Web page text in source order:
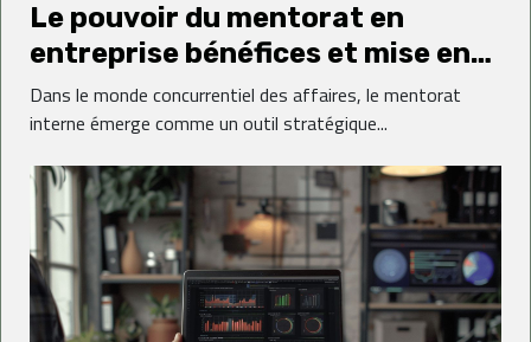
Le pouvoir du mentorat en
entreprise bénéfices et mise en
place d'un programme de
mentorat interne
Dans le monde concurrentiel des affaires, le mentorat
interne émerge comme un outil stratégique...